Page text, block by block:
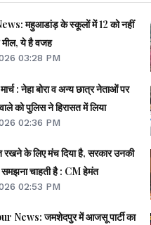
महुआडांड़ के स्कूलों में 12 को नहीं
मील, ये है वजह
03:28 PM
नेताओं पर
को पुलिस ने हिरासत में लिया
02:36 PM
रखने के लिए मंच दिया है, सरकार उनकी
चाहती है : CM हेमंत
02:53 PM
News: जमशेदपुर में आजसू पार्टी का